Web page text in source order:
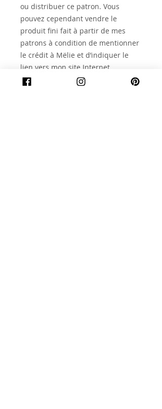
ou distribuer ce patron. Vous
pouvez cependant vendre le
produit fini fait à partir de mes
patrons à condition de mentionner
le crédit à Mëlie et d’indiquer le
lien vers mon site Internet
: http://melie.ca